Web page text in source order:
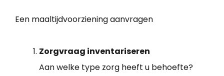
Een maaltijdvoorziening aanvragen
Zorgvraag inventariseren
Aan welke type zorg heeft u behoefte?